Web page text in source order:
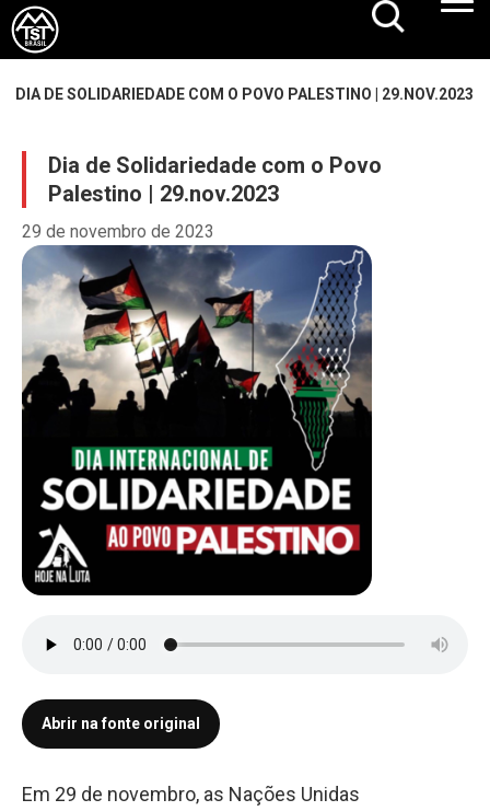
DIA DE SOLIDARIEDADE COM O POVO PALESTINO | 29.NOV.2023
Dia de Solidariedade com o Povo
Palestino | 29.nov.2023
29 de novembro de 2023
Abrir na fonte original
Em 29 de novembro, as Nações Unidas